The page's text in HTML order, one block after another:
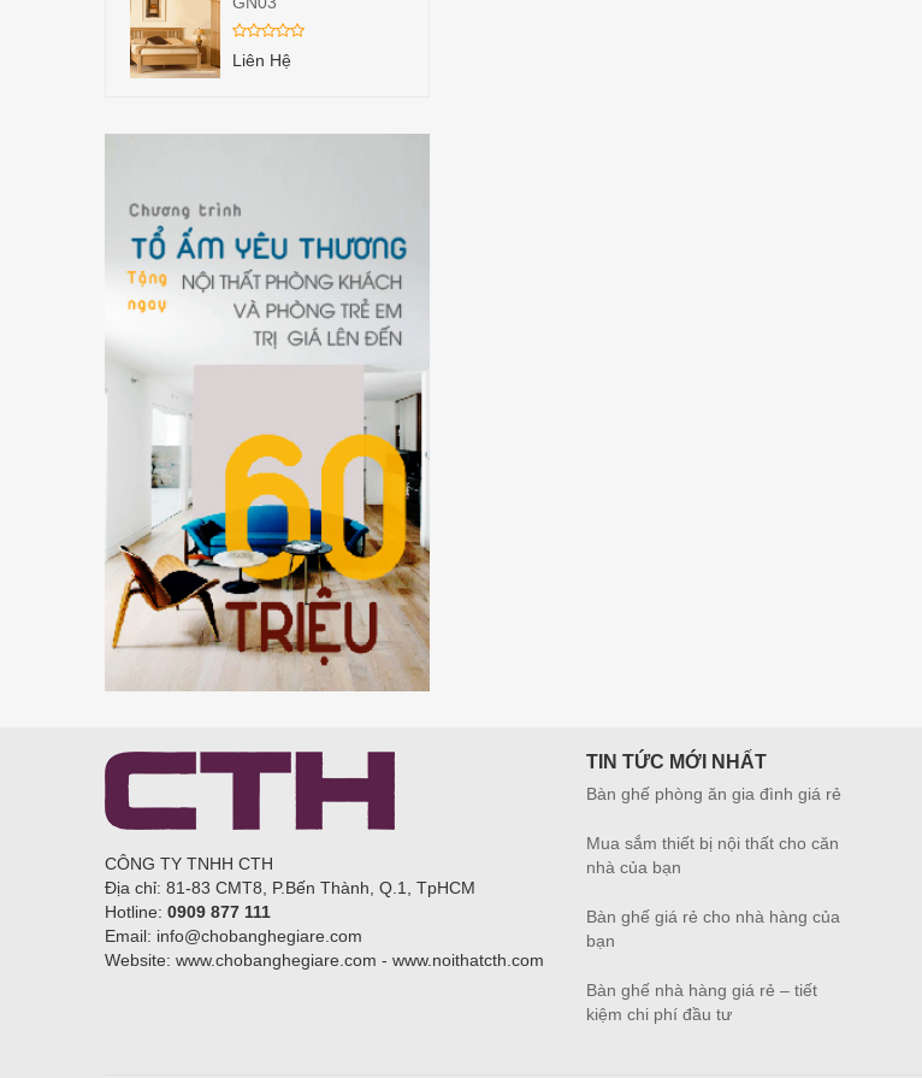
Liên Hệ
CÔNG TY TNHH CTH
Địa chỉ: 81-83 CMT8, P.Bến Thành, Q.1, TpHCM
Hotline: 0909 877 111
Email: info@chobanghegiare.com
Website: www.chobanghegiare.com - www.noithatcth.com
TIN TỨC MỚI NHẤT
Bàn ghế phòng ăn gia đình giá rẻ
Mua sắm thiết bị nội thất cho căn
nhà của bạn
Bàn ghế giá rẻ cho nhà hàng của
bạn
Bàn ghế nhà hàng giá rẻ – tiết
kiệm chi phí đầu tư